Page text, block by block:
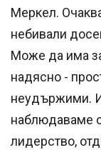
Меркел.
небивали
Може да има
надясно -
неудържими.
наблюдаваме
лидерство,